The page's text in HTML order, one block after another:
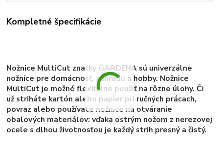
Kompletné špecifikácie
Nožnice MultiCut značky GARDENA sú univerzálne
nožnice pre domácnosť, záhradu a hobby. Nožnice
MultiCut je možné flexibilne použiť na rôzne úlohy. Či
už striháte kartón alebo papier pri ručných prácach,
povraz alebo používate nožnice na otváranie
obalových materiálov: vďaka ostrým nožom z nerezovej
ocele s dlhou životnosťou je každý strih presný a čistý.